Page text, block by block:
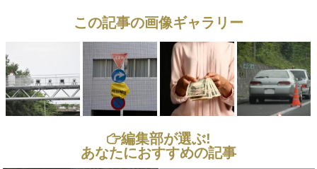
この記事の画像ギャラリー
編集部が選ぶ!
あなたにおすすめの記事